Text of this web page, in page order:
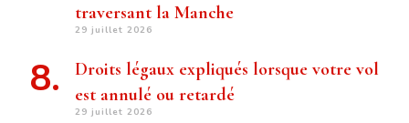
traversant la Manche
29 juillet 2026
Droits légaux expliqués lorsque votre vol
est annulé ou retardé
29 juillet 2026